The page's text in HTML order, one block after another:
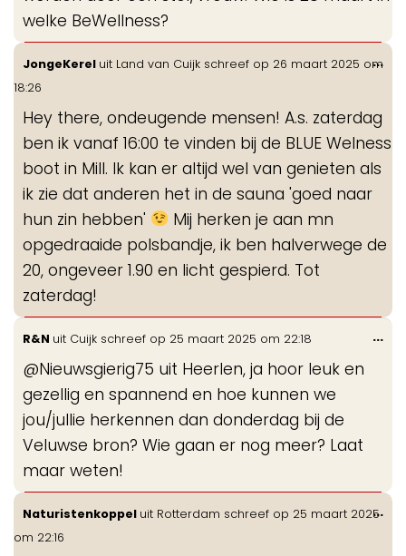
welke BeWellness?
JongeKerel uit Land van Cuijk schreef op 26 maart 2025 om
18:26
Hey there, ondeugende mensen! A.s. zaterdag
ben ik vanaf 16:00 te vinden bij de BLUE Welness
boot in Mill. Ik kan er altijd wel van genieten als
ik zie dat anderen het in de sauna 'goed naar
hun zin hebben'
Mij herken je aan mn
opgedraaide polsbandje, ik ben halverwege de
20, ongeveer 1.90 en licht gespierd. Tot
zaterdag!
...
R&N uit Cuijk schreef op 25 maart 2025 om 22:18
@Nieuwsgierig75 uit Heerlen, ja hoor leuk en
gezellig en spannend en hoe kunnen we
jou/jullie herkennen dan donderdag bij de
Veluwse bron? Wie gaan er nog meer? Laat
maar weten!
...
Naturistenkoppel uit Rotterdam schreef op 25 maart 2025
om 22:16
...